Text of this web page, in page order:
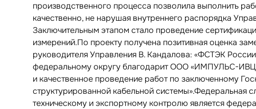
производственного процесса позволила выполнить
качественно, не нарушая внутреннего распорядка
Заключительным этапом стало проведение
измерений.По проекту получена позитивная оценка
руководителя Управления В. Кандалова: «ФСТЭК
федеральному округу благодарит ООО «ИМПУЛЬС-
и качественное проведение работ по заключенному
структурированной кабельной системы».Федеральная
техническому и экспортному контролю является